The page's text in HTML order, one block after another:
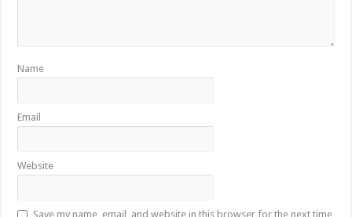
Name
Email
Website
Save my name, email, and website in this browser for the next time